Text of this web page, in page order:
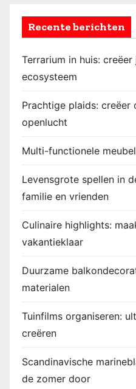
Recente berichten
Terrarium in huis:
ecosysteem
Prachtige plaids:
openlucht
Multi-functionele
Levensgrote spellen in
familie en vrienden
Culinaire highlights:
vakantieklaar
Duurzame
materialen
Tuinfilms organiseren:
creëren
Scandinavische
de zomer door